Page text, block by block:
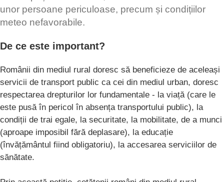
unor persoane periculoase, precum și condițiilor
meteo nefavorabile.
De ce este important?
Românii din mediul rural doresc să beneficieze de aceleași
servicii de transport public ca cei din mediul urban, doresc
respectarea drepturilor lor fundamentale - la viață (care le
este pusă în pericol în absența transportului public), la
condiții de trai egale, la securitate, la mobilitate, de a munci
(aproape imposibil fără deplasare), la educație
(învățământul fiind obligatoriu), la accesarea serviciilor de
sănătate.